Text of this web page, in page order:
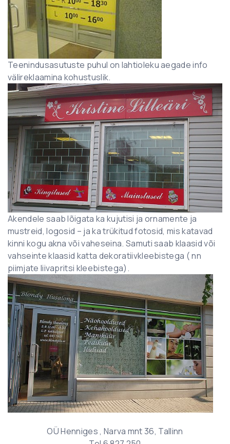
Teenindusasutuste puhul on lahtioleku aegade info
välireklaamina kohustuslik.
Akendele saab lõigata ka kujutisi ja ornamente ja
mustreid, logosid – ja ka trükitud fotosid, mis katavad
kinni kogu akna või vaheseina. Samuti saab klaasid või
vahseinte klaasid katta dekoratiivkleebistega ( nn
piimjate liivapritsi kleebistega).
OÜ Henniges , Narva mnt 36, Tallinn